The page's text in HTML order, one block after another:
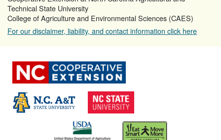
Technical State University
College of Agriculture and Environmental Sciences (CAES)
For our disclaimer, liability, and contact information click here